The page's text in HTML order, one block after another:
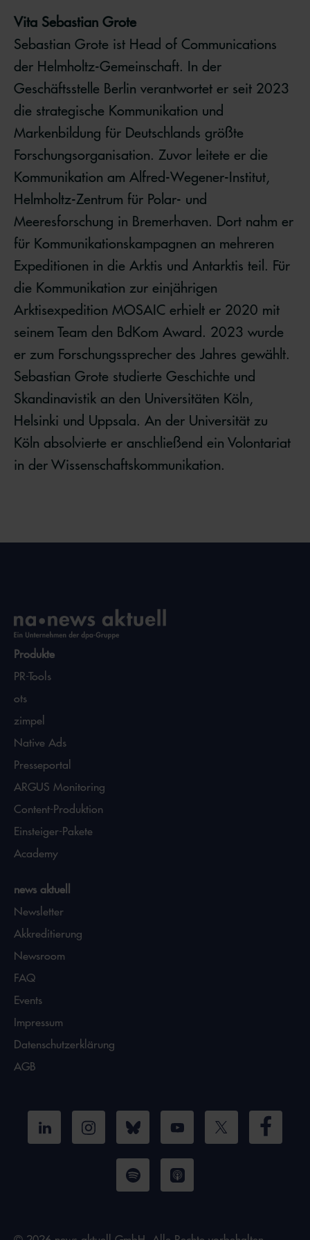
Vita Sebastian Grote
Sebastian Grote ist Head of Communications
der Helmholtz-Gemeinschaft. In der
Geschäftsstelle Berlin verantwortet er seit 2023
die strategische Kommunikation und
Markenbildung für Deutschlands größte
Forschungsorganisation. Zuvor leitete er die
Kommunikation am Alfred-Wegener-Institut,
Helmholtz-Zentrum für Polar- und
Meeresforschung in Bremerhaven. Dort nahm er
für Kommunikationskampagnen an mehreren
Expeditionen in die Arktis und Antarktis teil. Für
die Kommunikation zur einjährigen
Arktisexpedition MOSAIC erhielt er 2020 mit
seinem Team den BdKom Award. 2023 wurde
er zum Forschungssprecher des Jahres gewählt.
Sebastian Grote studierte Geschichte und
Skandinavistik an den Universitäten Köln,
Helsinki und Uppsala. An der Universität zu
Köln absolvierte er anschließend ein Volontariat
in der Wissenschaftskommunikation.
Produkte
PR-Tools
ots
zimpel
Native Ads
Presseportal
ARGUS Monitoring
Content-Produktion
Einsteiger-Pakete
Academy
news aktuell
Newsletter
Akkreditierung
Newsroom
FAQ
Events
Impressum
Datenschutzerklärung
AGB